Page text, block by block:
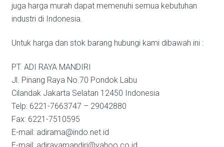
juga harga murah dapat memenuhi semua kebutuhan
industri di Indonesia.
Untuk harga dan stok barang hubungi kami dibawah ini :
PT. ADI RAYA MANDIRI
Jl. Pinang Raya No.70 Pondok Labu
Cilandak Jakarta Selatan 12450 Indonesia
Telp: 6221-7663747 – 29042880
Fax: 6221-7510595
E-mail: adirama@indo.net.id
E-mail: adirayamandiri@yahoo.co.id